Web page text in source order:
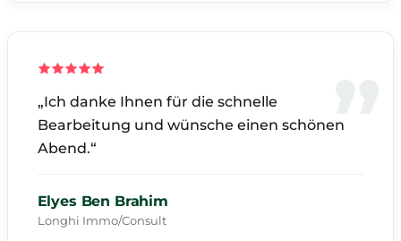
„Ich danke Ihnen für die schnelle
Bearbeitung und wünsche einen schönen
Abend.“
Elyes Ben Brahim
Longhi Immo/Consult